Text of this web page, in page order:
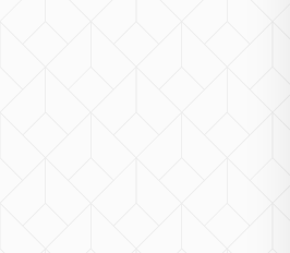
destination
Definitely
not seen